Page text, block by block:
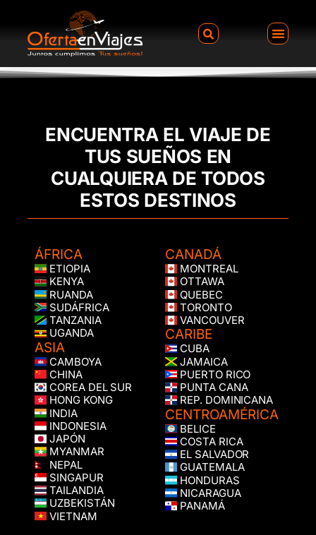
ENCUENTRA EL VIAJE DE
TUS SUEÑOS EN
CUALQUIERA DE TODOS
ESTOS DESTINOS
ÁFRICA
ETIOPIA
KENYA
RUANDA
SUDÁFRICA
TANZANIA
UGANDA
ASIA
CAMBOYA
CHINA
COREA DEL SUR
HONG KONG
INDIA
INDONESIA
JAPÓN
MYANMAR
NEPAL
SINGAPUR
TAILANDIA
UZBEKISTÁN
VIETNAM
CANADÁ
MONTREAL
OTTAWA
QUEBEC
TORONTO
VANCOUVER
CARIBE
CUBA
JAMAICA
PUERTO RICO
PUNTA CANA
REP. DOMINICANA
CENTROAMÉRICA
BELICE
COSTA RICA
EL SALVADOR
GUATEMALA
HONDURAS
NICARAGUA
PANAMÁ